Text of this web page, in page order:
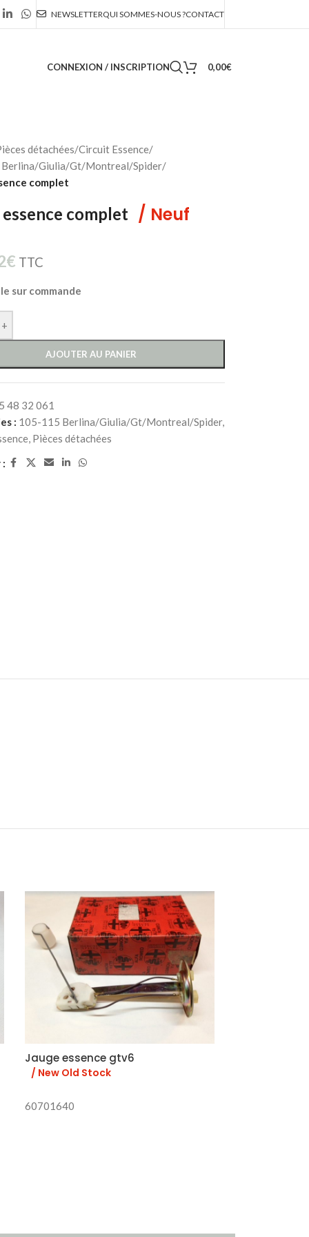
NEWSLETTERQUI SOMMES-NOUS ?CONTACT
CONNEXION / INSCRIPTION 0,00€
détachées/Circuit Essence/
Giulia/Gt/Montreal/Spider/
complet
complet / Neuf
€ TTC
sur commande
+
AJOUTER AU PANIER
48 32 061
: 105-115 Berlina/Giulia/Gt/Montreal/Spider,
, Pièces détachées
Jauge essence gtv6
/ New Old Stock
60701640